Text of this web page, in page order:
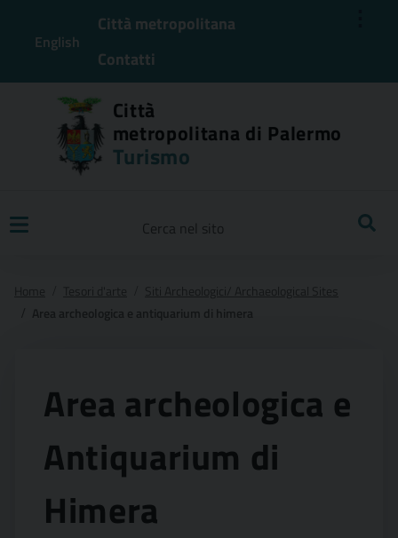
English
Città metropolitana
Contatti
Città
metropolitana di Palermo
Turismo
Area archeologica e
Antiquarium di
Himera